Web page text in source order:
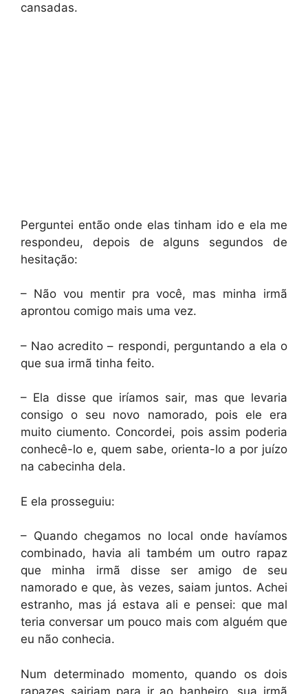
cansadas.
Perguntei então onde elas tinham ido e ela me
respondeu, depois de alguns segundos de
hesitação:
– Não vou mentir pra você, mas minha irmã
aprontou comigo mais uma vez.
– Nao acredito – respondi, perguntando a ela o
que sua irmã tinha feito.
– Ela disse que iríamos sair, mas que levaria
consigo o seu novo namorado, pois ele era
muito ciumento. Concordei, pois assim poderia
conhecê-lo e, quem sabe, orienta-lo a por juízo
na cabecinha dela.
E ela prosseguiu:
– Quando chegamos no local onde havíamos
combinado, havia ali também um outro rapaz
que minha irmã disse ser amigo de seu
namorado e que, às vezes, saiam juntos. Achei
estranho, mas já estava ali e pensei: que mal
teria conversar um pouco mais com alguém que
eu não conhecia.
Num determinado momento, quando os dois
rapazes sairiam para ir ao banheiro, sua irmã